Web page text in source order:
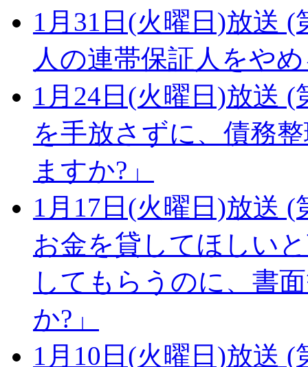
1月31日(火曜日)放送 (
人の連帯保証人をや
1月24日(火曜日)放送 (
を手放さずに、債務
ますか?」
1月17日(火曜日)放送 (
お金を貸してほしい
してもらうのに、書
か?」
1月10日(火曜日)放送 (